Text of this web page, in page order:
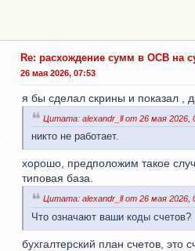
Re: расхождение сумм в ОСВ на
26 мая 2026, 07:53
я бы сделал скрины и показал ,
Цитата: alexandr_ll от 26 мая 2026,
никто не работает.
хорошо, предположим такое
типовая база.
Цитата: alexandr_ll от 26 мая 2026,
Что означают ваши коды счетов?
бухгалтерский план счетов, это